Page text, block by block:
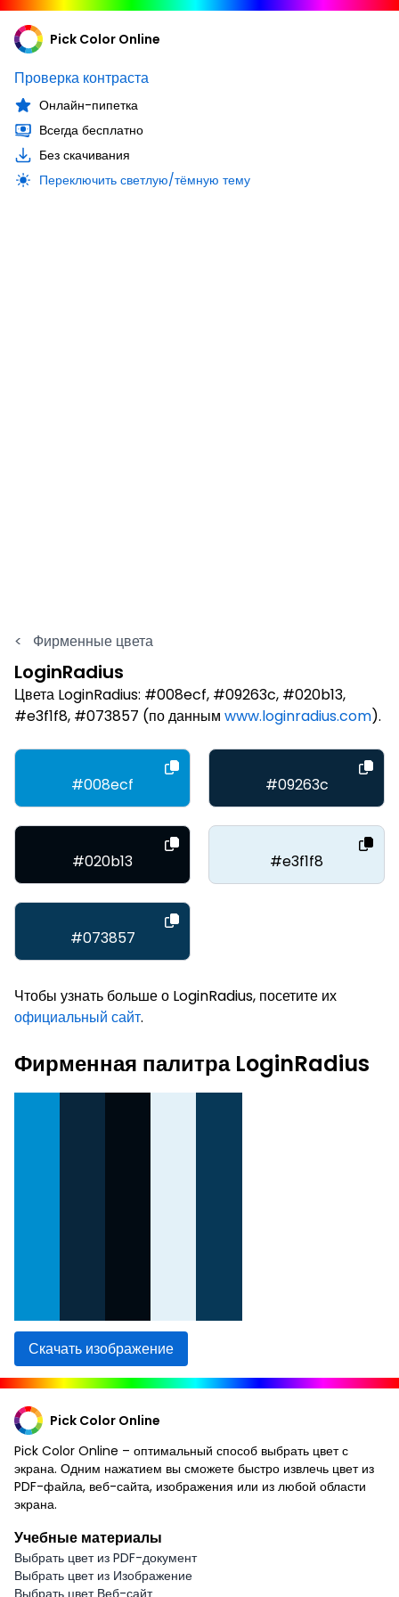
Pick Color Online
Проверка контраста
Онлайн-пипетка
Всегда бесплатно
Без скачивания
Переключить светлую/тёмную тему
< Фирменные цвета
LoginRadius
Цвета LoginRadius: #008ecf, #09263c, #020b13,
#e3f1f8, #073857 (по данным www.loginradius.com).
#008ecf #09263c
#020b13 #e3f1f8
#073857
Чтобы узнать больше о LoginRadius, посетите их
официальный сайт.
Фирменная палитра LoginRadius
Скачать изображение
Pick Color Online
Pick Color Online – оптимальный способ выбрать цвет с
экрана. Одним нажатием вы сможете быстро извлечь цвет из
PDF-файла, веб-сайта, изображения или из любой области
экрана.
Учебные материалы
Выбрать цвет из PDF-документ
Выбрать цвет из Изображение
Выбрать цвет Веб-сайт